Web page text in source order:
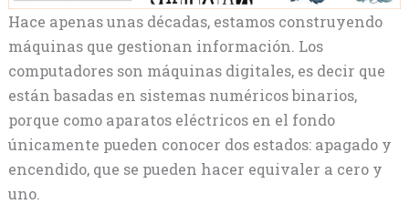
Hace apenas unas décadas, estamos construyendo
máquinas que gestionan información. Los
computadores son máquinas digitales, es decir que
están basadas en sistemas numéricos binarios,
porque como aparatos eléctricos en el fondo
únicamente pueden conocer dos estados: apagado y
encendido, que se pueden hacer equivaler a cero y
uno.